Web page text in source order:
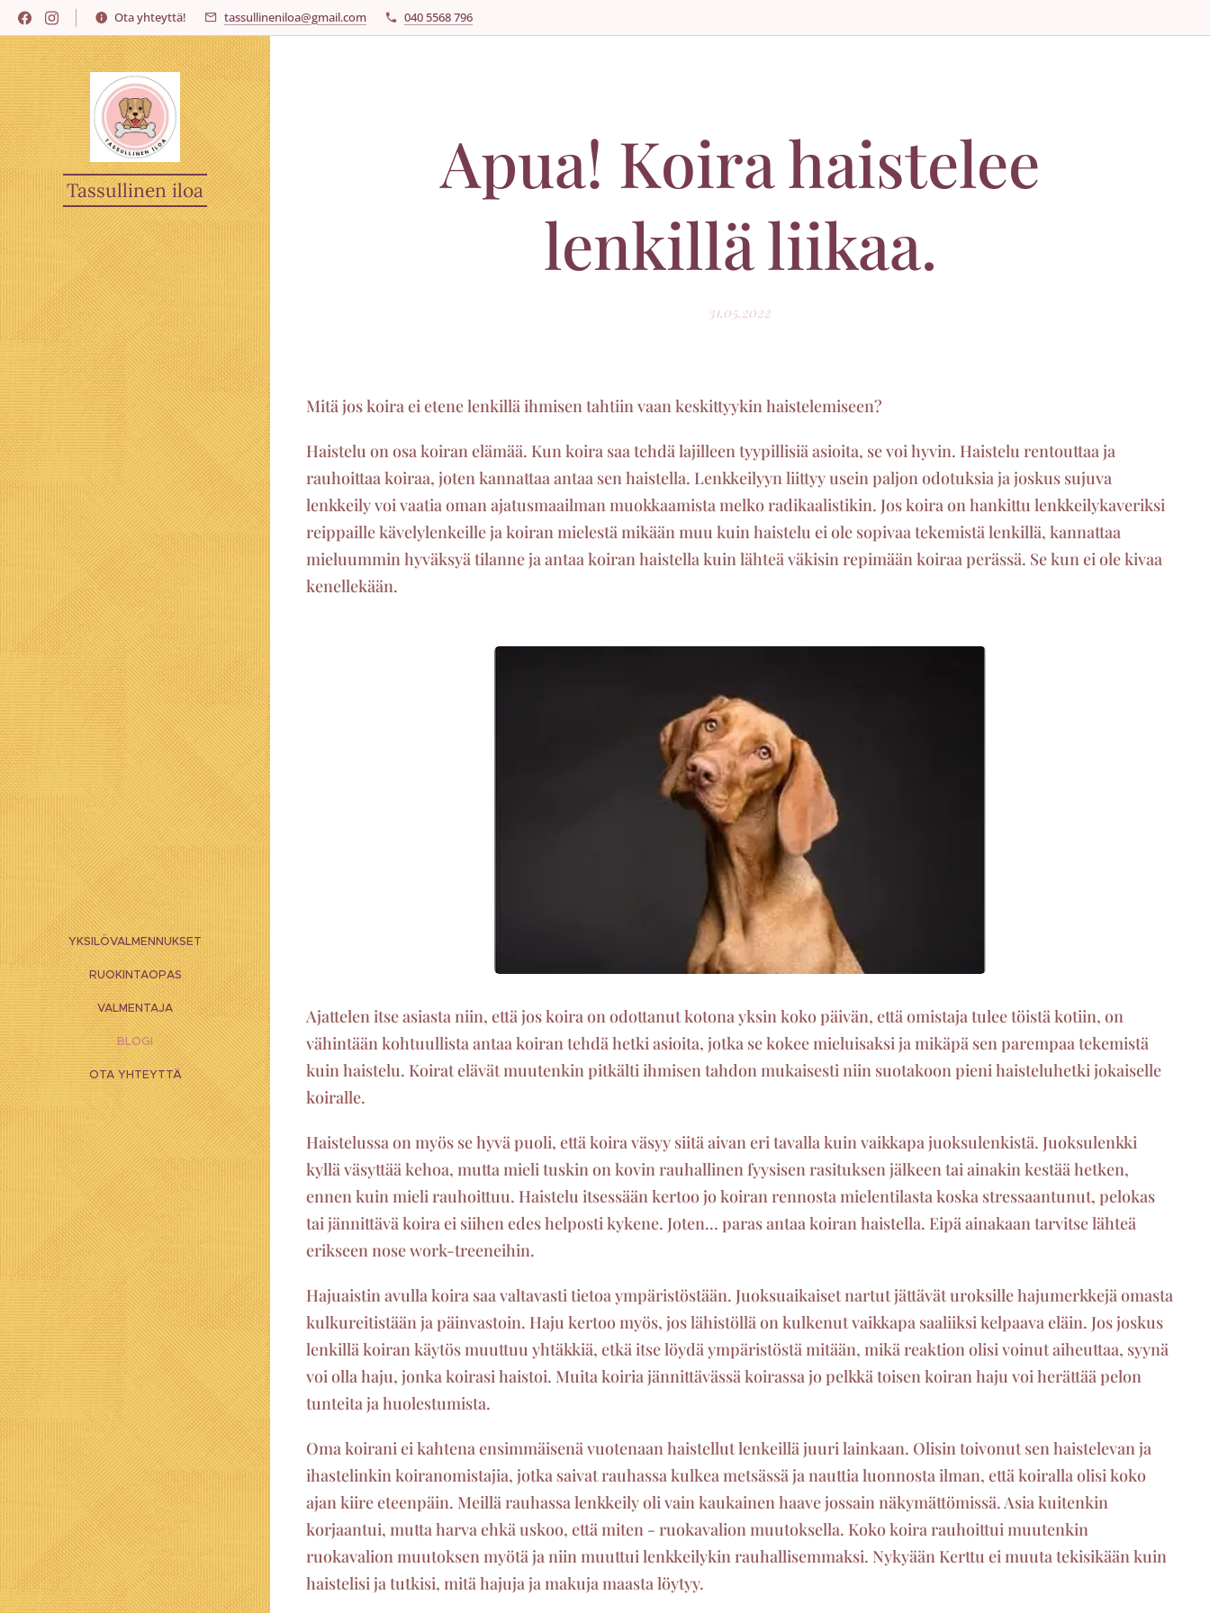
Ota yhteyttä! tassullineniloa@gmail.com 040 5568 796
Tassullinen iloa
YKSILÖVALMENNUKSET
RUOKINTAOPAS
VALMENTAJA
BLOGI
OTA YHTEYTTÄ
Apua! Koira haistelee
lenkillä liikaa.
31.05.2022
Mitä jos koira ei etene lenkillä ihmisen tahtiin vaan keskittyykin haistelemiseen?
Haistelu on osa koiran elämää. Kun koira saa tehdä lajilleen tyypillisiä asioita, se voi hyvin. Haistelu rentouttaa ja
rauhoittaa koiraa, joten kannattaa antaa sen haistella. Lenkkeilyyn liittyy usein paljon odotuksia ja joskus sujuva
lenkkeily voi vaatia oman ajatusmaailman muokkaamista melko radikaalistikin. Jos koira on hankittu lenkkeilykaveriksi
reippaille kävelylenkeille ja koiran mielestä mikään muu kuin haistelu ei ole sopivaa tekemistä lenkillä, kannattaa
mieluummin hyväksyä tilanne ja antaa koiran haistella kuin lähteä väkisin repimään koiraa perässä. Se kun ei ole kivaa
kenellekään.
Ajattelen itse asiasta niin, että jos koira on odottanut kotona yksin koko päivän, että omistaja tulee töistä kotiin, on
vähintään kohtuullista antaa koiran tehdä hetki asioita, jotka se kokee mieluisaksi ja mikäpä sen parempaa tekemistä
kuin haistelu. Koirat elävät muutenkin pitkälti ihmisen tahdon mukaisesti niin suotakoon pieni haisteluhetki jokaiselle
koiralle.
Haistelussa on myös se hyvä puoli, että koira väsyy siitä aivan eri tavalla kuin vaikkapa juoksulenkistä. Juoksulenkki
kyllä väsyttää kehoa, mutta mieli tuskin on kovin rauhallinen fyysisen rasituksen jälkeen tai ainakin kestää hetken,
ennen kuin mieli rauhoittuu. Haistelu itsessään kertoo jo koiran rennosta mielentilasta koska stressaantunut, pelokas
tai jännittävä koira ei siihen edes helposti kykene. Joten... paras antaa koiran haistella. Eipä ainakaan tarvitse lähteä
erikseen nose work-treeneihin.
Hajuaistin avulla koira saa valtavasti tietoa ympäristöstään. Juoksuaikaiset nartut jättävät uroksille hajumerkkejä omasta
kulkureitistään ja päinvastoin. Haju kertoo myös, jos lähistöllä on kulkenut vaikkapa saaliiksi kelpaava eläin. Jos joskus
lenkillä koiran käytös muuttuu yhtäkkiä, etkä itse löydä ympäristöstä mitään, mikä reaktion olisi voinut aiheuttaa, syynä
voi olla haju, jonka koirasi haistoi. Muita koiria jännittävässä koirassa jo pelkkä toisen koiran haju voi herättää pelon
tunteita ja huolestumista.
Oma koirani ei kahtena ensimmäisenä vuotenaan haistellut lenkeillä juuri lainkaan. Olisin toivonut sen haistelevan ja
ihastelinkin koiranomistajia, jotka saivat rauhassa kulkea metsässä ja nauttia luonnosta ilman, että koiralla olisi koko
ajan kiire eteenpäin. Meillä rauhassa lenkkeily oli vain kaukainen haave jossain näkymättömissä. Asia kuitenkin
korjaantui, mutta harva ehkä uskoo, että miten - ruokavalion muutoksella. Koko koira rauhoittui muutenkin
ruokavalion muutoksen myötä ja niin muuttui lenkkeilykin rauhallisemmaksi. Nykyään Kerttu ei muuta tekisikään kuin
haistelisi ja tutkisi, mitä hajuja ja makuja maasta löytyy.